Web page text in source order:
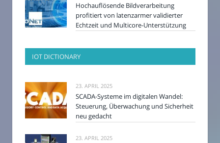
Hochauflösende Bildverarbeitung
profitiert von latenzarmer validierter
Echtzeit und Multicore-Unterstützung
IOT DICTIONARY
23. APRIL 2025
SCADA-Systeme im digitalen Wandel:
Steuerung, Überwachung und Sicherheit
neu gedacht
23. APRIL 2025